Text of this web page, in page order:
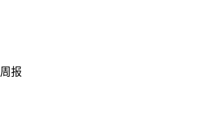
周报